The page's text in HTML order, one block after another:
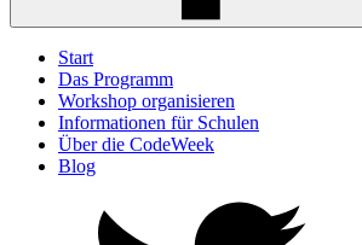
Start
Das Programm
Workshop organisieren
Informationen für Schulen
Über die CodeWeek
Blog